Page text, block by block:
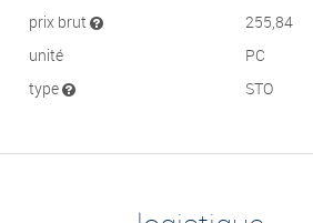
prix brut
255,84
unité
PC
type
STO